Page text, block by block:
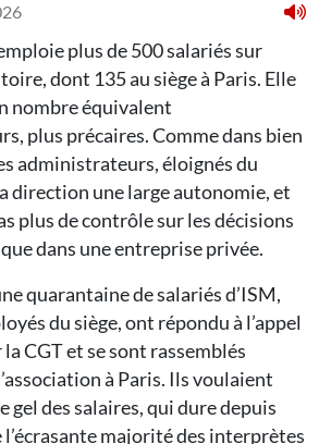
plus de 500 salariés sur
dont 135 au siège à Paris. Elle
nombre équivalent
plus précaires. Comme dans bien
administrateurs, éloignés du
direction une large autonomie, et
plus de contrôle sur les décisions
dans une entreprise privée.
quarantaine de salariés d’ISM,
du siège, ont répondu à l’appel
CGT et se sont rassemblés
à Paris. Ils voulaient
gel des salaires, qui dure depuis
majorité des interprètes